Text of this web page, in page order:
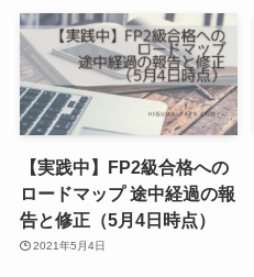
【実践中】FP2級合格への
ロードマップ 途中経過の報
告と修正（5月4日時点）
2021年5月4日